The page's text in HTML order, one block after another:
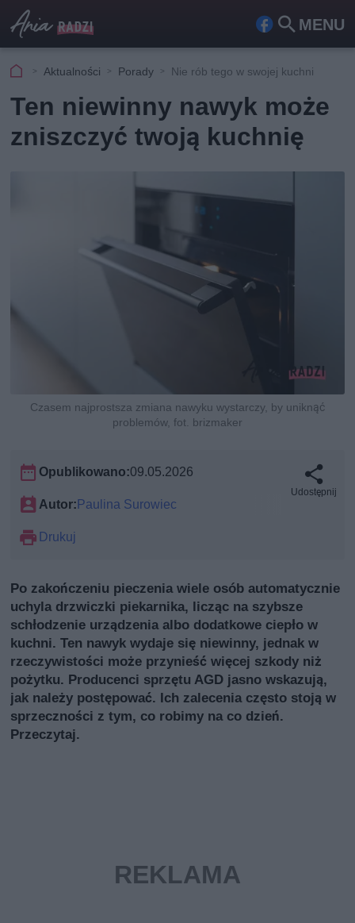
MENU
Fa
ook
Szu
kaj
Aktualności Porady Nie rób tego w swojej kuchni
Ten niewinny nawyk może
zniszczyć twoją kuchnię
Czasem najprostsza zmiana nawyku wystarczy, by uniknąć
problemów, fot. brizmaker
Opublikowano:09.05.2026
Autor:Paulina Surowiec
Drukuj
Udostępnij
Po zakończeniu pieczenia wiele osób automatycznie
uchyla drzwiczki piekarnika, licząc na szybsze
schłodzenie urządzenia albo dodatkowe ciepło w
kuchni. Ten nawyk wydaje się niewinny, jednak w
rzeczywistości może przynieść więcej szkody niż
pożytku. Producenci sprzętu AGD jasno wskazują,
jak należy postępować. Ich zalecenia często stoją w
sprzeczności z tym, co robimy na co dzień.
Przeczytaj.